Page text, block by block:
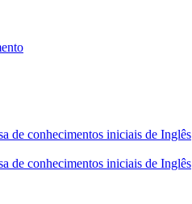
de conhecimentos iniciais de Inglês
de conhecimentos iniciais de Inglês